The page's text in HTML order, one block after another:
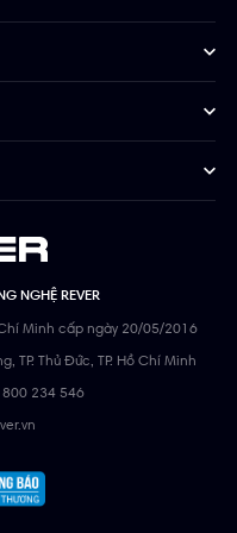
NGHỆ REVER
Minh cấp ngày 20/05/2016
TP. Thủ Đức, TP. Hồ Chí Minh
234 546